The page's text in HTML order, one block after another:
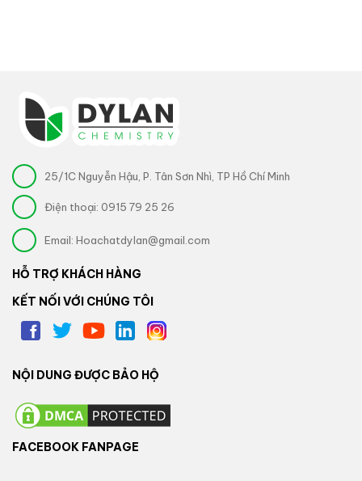
25/1C Nguyễn Hậu, P. Tân Sơn Nhì, TP Hồ Chí Minh
Điện thoại: 0915 79 25 26
Email: Hoachatdylan@gmail.com
HỖ TRỢ KHÁCH HÀNG
KẾT NỐI VỚI CHÚNG TÔI
NỘI DUNG ĐƯỢC BẢO HỘ
FACEBOOK FANPAGE